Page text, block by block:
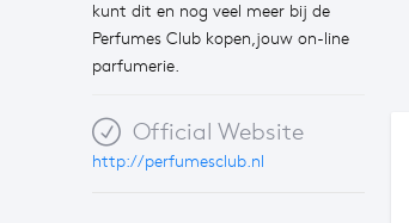
kunt dit en nog veel meer bij de
Perfumes Club kopen,jouw on-line
parfumerie.
Official Website
http://perfumesclub.nl